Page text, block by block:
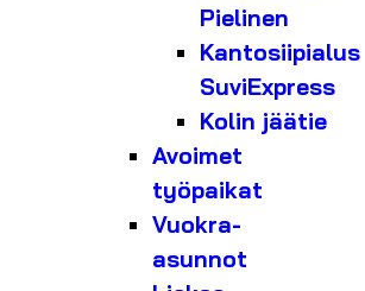
Pielinen
Kantosiipialus
SuviExpress
Kolin jäätie
Avoimet
työpaikat
Vuokra-
asunnot